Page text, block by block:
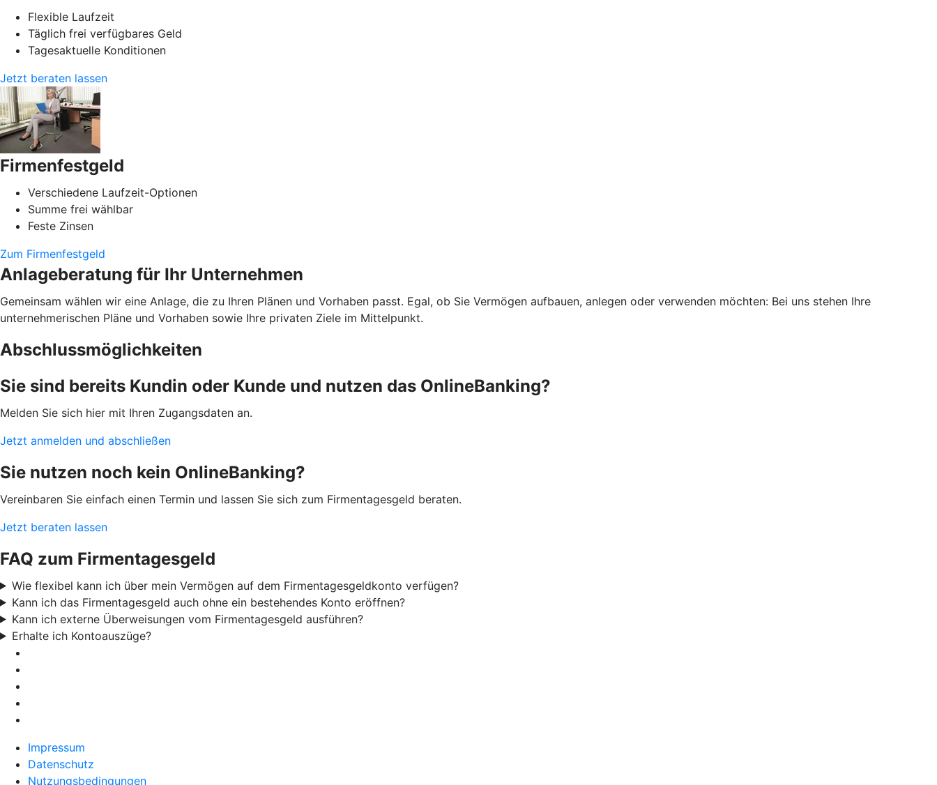
Flexible Laufzeit
Täglich frei verfügbares Geld
Tagesaktuelle Konditionen
Jetzt beraten lassen
Firmenfestgeld
Verschiedene Laufzeit-Optionen
Summe frei wählbar
Feste Zinsen
Zum Firmenfestgeld
Anlageberatung für Ihr Unternehmen
Gemeinsam wählen wir eine Anlage, die zu Ihren Plänen und Vorhaben passt. Egal, ob Sie Vermögen aufbauen, anlegen oder verwenden möchten: Bei uns stehen Ihre
unternehmerischen Pläne und Vorhaben sowie Ihre privaten Ziele im Mittelpunkt.
Abschlussmöglichkeiten
Sie sind bereits Kundin oder Kunde und nutzen das OnlineBanking?
Melden Sie sich hier mit Ihren Zugangsdaten an.
Jetzt anmelden und abschließen
Sie nutzen noch kein OnlineBanking?
Vereinbaren Sie einfach einen Termin und lassen Sie sich zum Firmentagesgeld beraten.
Jetzt beraten lassen
FAQ zum Firmentagesgeld
Wie flexibel kann ich über mein Vermögen auf dem Firmentagesgeldkonto verfügen?
Kann ich das Firmentagesgeld auch ohne ein bestehendes Konto eröffnen?
Kann ich externe Überweisungen vom Firmentagesgeld ausführen?
Erhalte ich Kontoauszüge?
Impressum
Datenschutz
Nutzungsbedingungen